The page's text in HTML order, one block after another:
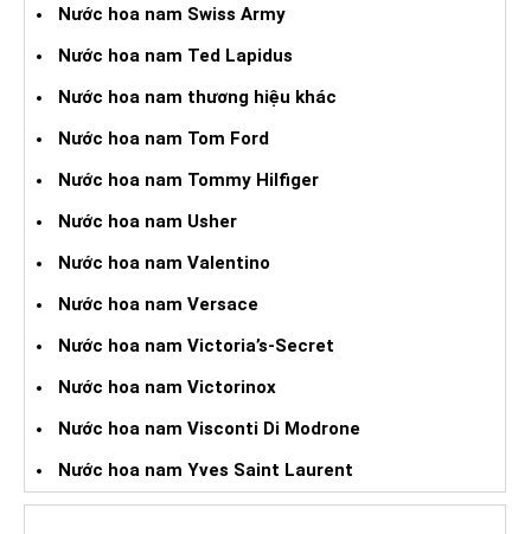
Nước hoa nam Swiss Army
Nước hoa nam Ted Lapidus
Nước hoa nam thương hiệu khác
Nước hoa nam Tom Ford
Nước hoa nam Tommy Hilfiger
Nước hoa nam Usher
Nước hoa nam Valentino
Nước hoa nam Versace
Nước hoa nam Victoria’s-Secret
Nước hoa nam Victorinox
Nước hoa nam Visconti Di Modrone
Nước hoa nam Yves Saint Laurent